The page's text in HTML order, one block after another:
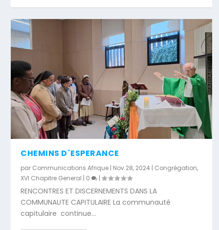
CHEMINS D´ESPERANCE
par Communications Afrique | Nov 28, 2024 | Congrégation,
XVI Chapitre General | 0 |
RENCONTRES ET DISCERNEMENTS DANS LA
COMMUNAUTE CAPITULAIRE La communauté
capitulaire continue...